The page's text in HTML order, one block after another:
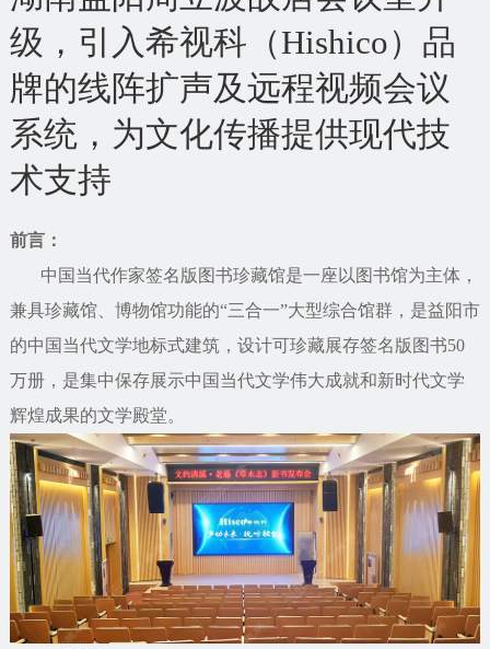
级，引入希视科（Hishico）品
牌的线阵扩声及远程视频会议
系统，为文化传播提供现代技
术支持
前言：
中国当代作家签名版图书珍藏馆是一座以图书馆为主体，
兼具珍藏馆、博物馆功能的“三合一”大型综合馆群，是益阳市
的中国当代文学地标式建筑，设计可珍藏展存签名版图书50
万册，是集中保存展示中国当代文学伟大成就和新时代文学
辉煌成果的文学殿堂。